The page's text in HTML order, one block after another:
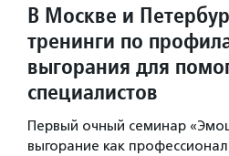
В Москве и
тренинги по
выгорания для
специалистов
Первый очный семинар
выгорание как